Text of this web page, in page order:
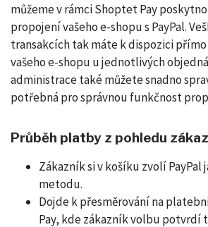
můžeme v rámci Shoptet Pay
propojení vašeho e-shopu s PayPal.
transakcích tak máte k dispozici
vašeho e-shopu u jednotlivých
administrace také můžete snadno
potřebná pro správnou funkčnost
Průběh platby z pohledu
Zákazník si v košíku zvolí
metodu.
Dojde k přesměrování na
Pay, kde zákazník volbu potvrdí